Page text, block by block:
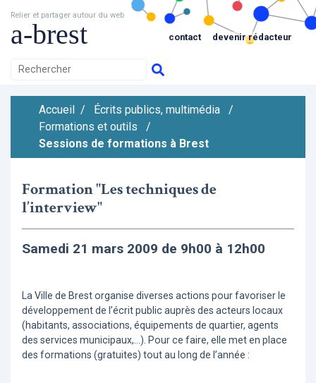
Relier et partager autour du web
a-brest contact devenir rédacteur
Accueil / Écrits publics, multimédia
/
Formations et outils
/
Sessions de formations à Brest
Formation "Les techniques de
l’interview"
Samedi 21 mars 2009 de 9h00 à 12h00
La Ville de Brest organise diverses actions pour favoriser le
développement de l’écrit public auprès des acteurs locaux
(habitants, associations, équipements de quartier, agents
des services municipaux,...). Pour ce faire, elle met en place
des formations (gratuites) tout au long de l’année :